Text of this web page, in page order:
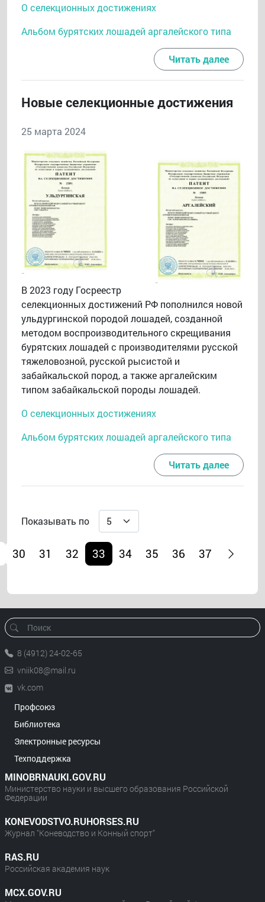
О селекционных достижениях
Альбом бурятских лошадей аргалейского типа
Читать далее
Новые селекционные достижения
25 марта 2024
В 2023 году Госреестр
селекционных достижений РФ пополнился новой
ульдургинской породой лошадей, созданной
методом воспроизводительного скрещивания
бурятских лошадей с производителями русской
тяжеловозной, русской рысистой и
забайкальской пород, а также аргалейским
типом забайкальской породы лошадей.
О селекционных достижениях
Альбом бурятских лошадей аргалейского типа
Читать далее
Показывать по
30 31 32 33 34 35 36 37
8 (4912) 24-02-65
vniik08@mail.ru
vk.com
Профсоюз
Библиотека
Электронные ресурсы
Техподдержка
MINOBRNAUKI.GOV.RU
Министерство науки и высшего образования Российской
Федерации
KONEVODSTVO.RUHORSES.RU
Журнал "Коневодство и Конный спорт"
RAS.RU
Российская академия наук
MCX.GOV.RU